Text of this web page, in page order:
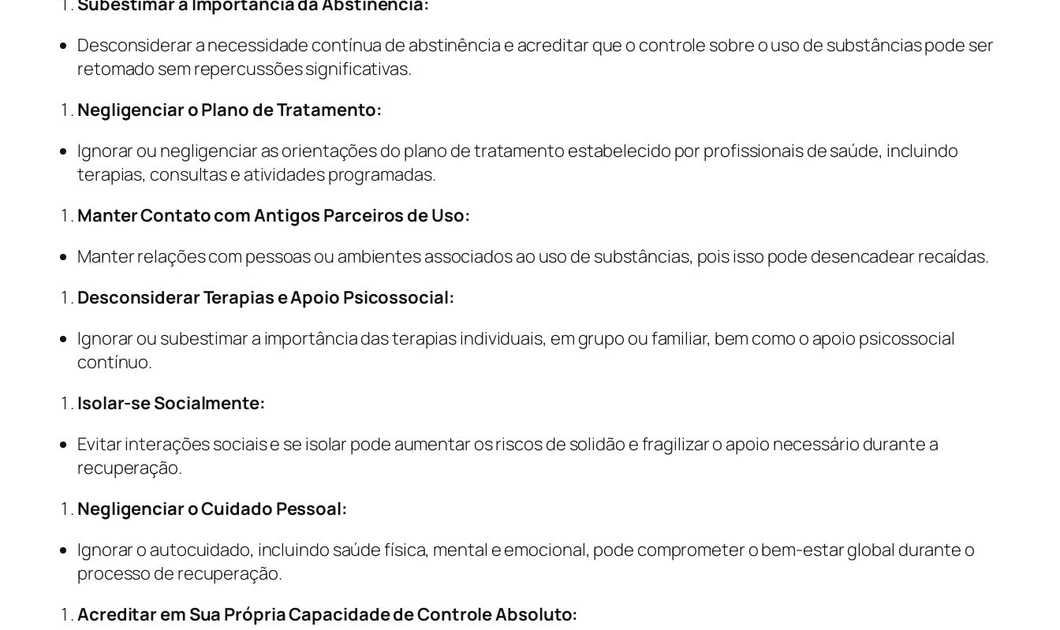
Desconsiderar a necessidade contínua de abstinência e acreditar que o controle sobre o uso de substâncias pode ser
retomado sem repercussões significativas.
Negligenciar o Plano de Tratamento:
Ignorar ou negligenciar as orientações do plano de tratamento estabelecido por profissionais de saúde, incluindo
terapias, consultas e atividades programadas.
Manter Contato com Antigos Parceiros de Uso:
Manter relações com pessoas ou ambientes associados ao uso de substâncias, pois isso pode desencadear recaídas.
Desconsiderar Terapias e Apoio Psicossocial:
Ignorar ou subestimar a importância das terapias individuais, em grupo ou familiar, bem como o apoio psicossocial
contínuo.
Isolar-se Socialmente:
Evitar interações sociais e se isolar pode aumentar os riscos de solidão e fragilizar o apoio necessário durante a
recuperação.
Negligenciar o Cuidado Pessoal:
Ignorar o autocuidado, incluindo saúde física, mental e emocional, pode comprometer o bem-estar global durante o
processo de recuperação.
Acreditar em Sua Própria Capacidade de Controle Absoluto: